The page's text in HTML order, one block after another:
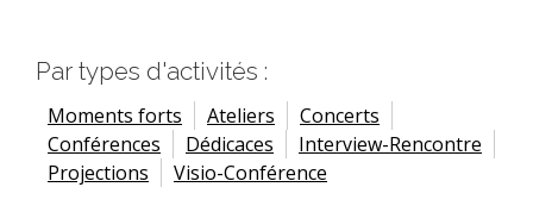
Par types d'activités :
Moments forts Ateliers
Concerts
Conférences
Dédicaces
Interview-Rencontre
Projections
Visio-Conférence